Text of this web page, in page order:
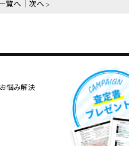
覧へ 次へ
悩み解決